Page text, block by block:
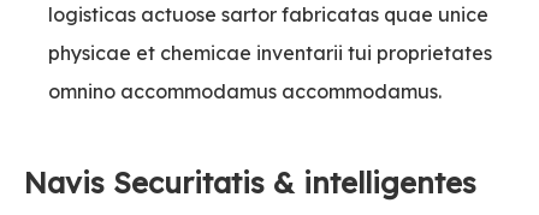
logisticas actuose sartor fabricatas quae unice
physicae et chemicae inventarii tui proprietates
omnino accommodamus accommodamus.
Navis Securitatis & intelligentes